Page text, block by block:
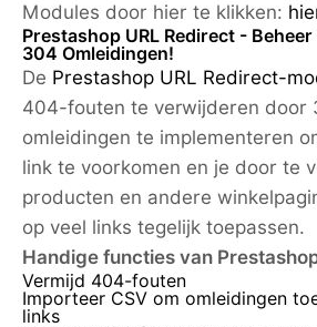
Modules door hier te klikken:
Prestashop URL Redirect -
304 Omleidingen!
De Prestashop URL Redirect-
404-fouten te verwijderen door
omleidingen te implementeren
link te voorkomen en je door te
producten en andere
op veel links tegelijk toepassen.
Handige functies van
Vermijd 404-fouten
Importeer CSV om omleidingen
links